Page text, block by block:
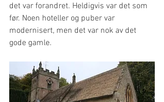
det var forandret. Heldigvis var det som
før. Noen hoteller og puber var
modernisert, men det var nok av det
gode gamle.